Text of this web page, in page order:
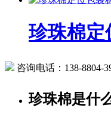
珍珠棉定
咨询电话： 138-8804-
珍珠棉是什